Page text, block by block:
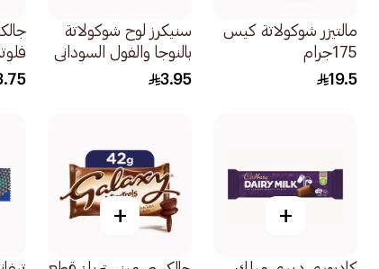
مالتيزر شوكولاتة كيس
175جرام
19.5
سنيكرز لوح شوكولاتة
بالنوجا والفول السوداني
والكراميل 40جرام
3.95
45جرام
+
+